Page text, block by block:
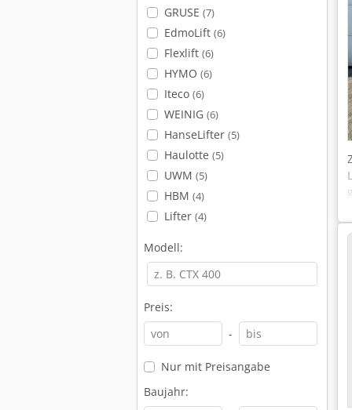
GRUSE (7)
EdmoLift (6)
Flexlift (6)
HYMO (6)
Iteco (6)
WEINIG (6)
HanseLifter (5)
Haulotte (5)
UWM (5)
HBM (4)
Lifter (4)
Modell:
Preis:
-
Nur mit Preisangabe
Baujahr: